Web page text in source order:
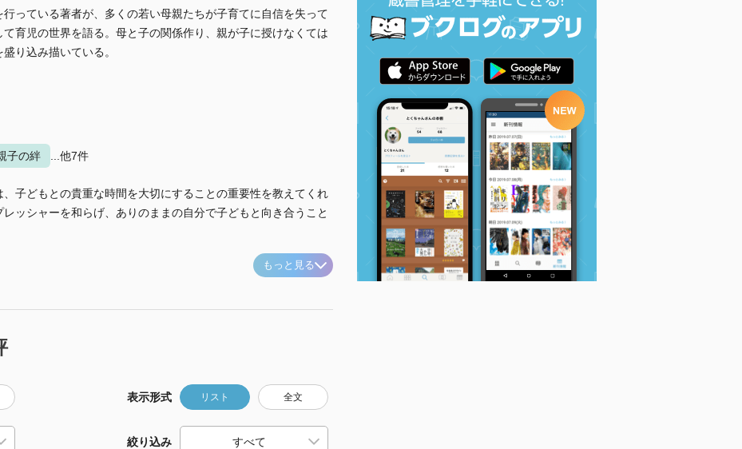
っている著者が、多くの若い母親たちが子育てに自信を失って
育児の世界を語る。母と子の関係作り、親が子に授けなくては
り込み描いている。
子の絆 ...他7件
子どもとの貴重な時間を大切にすることの重要性を教えてくれ
ッシャーを和らげ、ありのままの自分で子どもと向き合うこと
もっと見る
表示形式 リスト 全文
絞り込み